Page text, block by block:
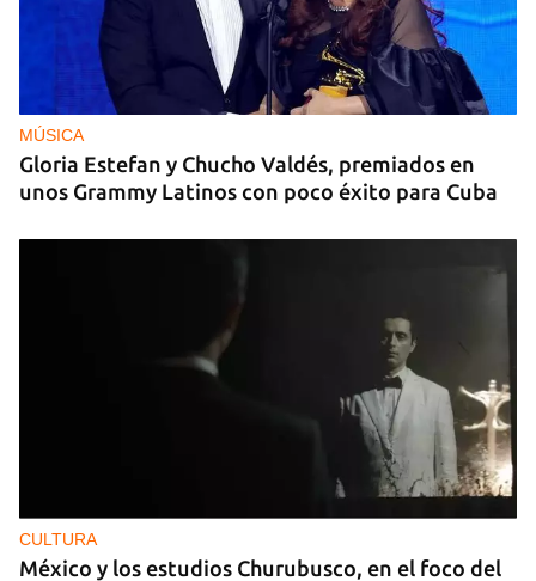
MÚSICA
Gloria Estefan y Chucho Valdés, premiados en
unos Grammy Latinos con poco éxito para Cuba
CULTURA
México y los estudios Churubusco, en el foco del